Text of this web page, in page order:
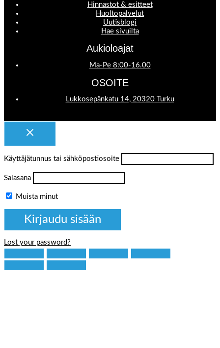
Hinnastot & esitteet
Huoltopalvelut
Uutisblogi
Hae sivuilta
Aukioloajat
Ma-Pe 8:00-16.00
OSOITE
Lukkosepänkatu 14, 20320 Turku
Käyttäjätunnus tai sähköpostiosoite
Salasana
Muista minut
Lost your password?